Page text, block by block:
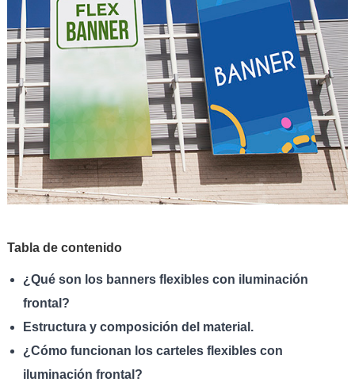
Tabla de contenido
¿Qué son los banners flexibles con iluminación
frontal?
Estructura y composición del material.
¿Cómo funcionan los carteles flexibles con
iluminación frontal?